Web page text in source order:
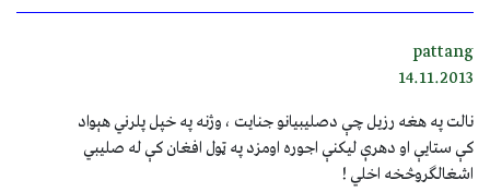
pattang
14.11.2013
نالت په هغه رزيل چې دصليبيانو جنايت ، وژنه په خپل پلرني هېواد
کې ستايې او دهرې ليکنې اجوره اومزد په ټول افغان کې له صليبي
اشغالګروڅخه اخلي !